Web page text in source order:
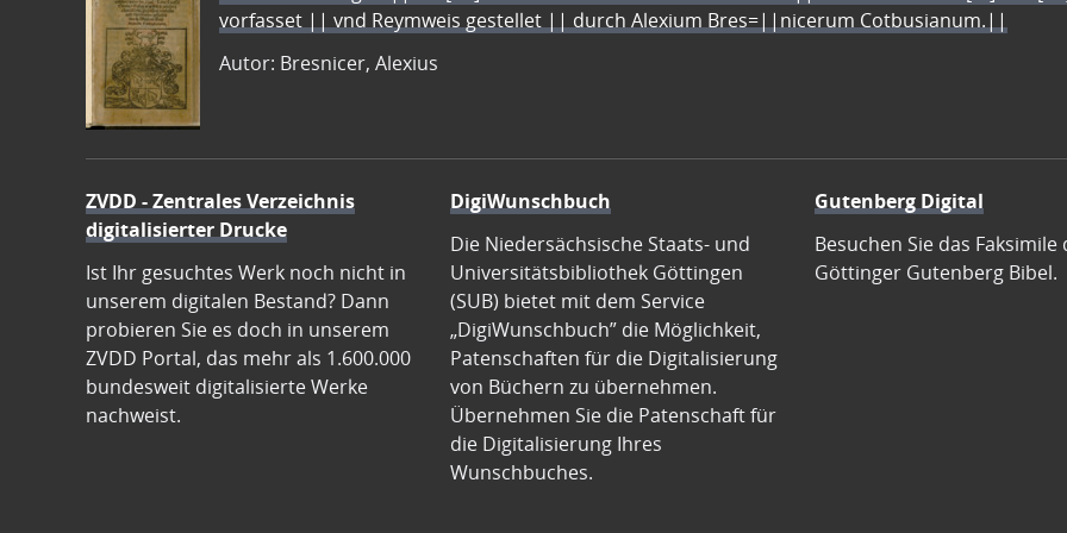
vorfasset || vnd Reymweis gestellet || durch Alexium Bres=||nicerum Cotbusianum.||
Autor: Bresnicer, Alexius
ZVDD - Zentrales Verzeichnis
digitalisierter Drucke
Ist Ihr gesuchtes Werk noch nicht in
unserem digitalen Bestand? Dann
probieren Sie es doch in unserem
ZVDD Portal, das mehr als 1.600.000
bundesweit digitalisierte Werke
nachweist.
DigiWunschbuch
Die Niedersächsische Staats- und
Universitätsbibliothek Göttingen
(SUB) bietet mit dem Service
„DigiWunschbuch” die Möglichkeit,
Patenschaften für die Digitalisierung
von Büchern zu übernehmen.
Übernehmen Sie die Patenschaft für
die Digitalisierung Ihres
Wunschbuches.
Gutenberg Digital
Besuchen Sie das Faksimile
Göttinger Gutenberg Bibel.